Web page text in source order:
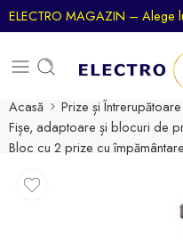
ELECTRO MAGAZIN – Alege
Acasă
Prize și Întrerupătoare
Fișe, adaptoare și blocuri de
Bloc cu 2 prize cu